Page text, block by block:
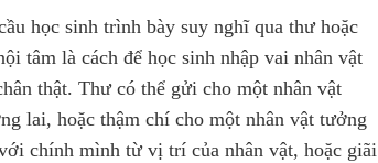
học sinh trình bày suy nghĩ qua thư hoặc
tâm là cách để học sinh nhập vai nhân vật
thật. Thư có thể gửi cho một nhân vật
lai, hoặc thậm chí cho một nhân vật tưởng
chính mình từ vị trí của nhân vật, hoặc giãi